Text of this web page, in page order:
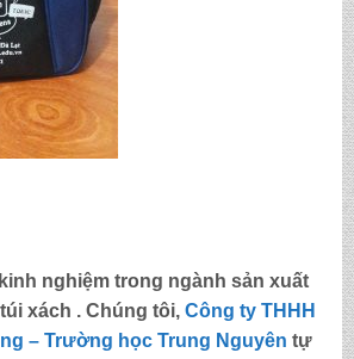
nghiệm trong ngành sản xuất
xách . Chúng tôi, Công ty THHH
– Trường học Trung Nguyên tự